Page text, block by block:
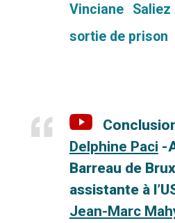
Vinciane
sortie de prison
Delphine Paci -
Barreau de
assistante à
Jean-Marc